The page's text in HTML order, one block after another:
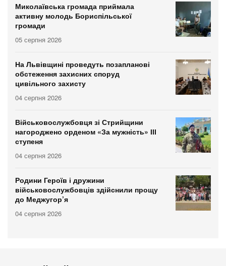
Миколаївська громада приймала
активну молодь Бориспільської
громади
05 серпня 2026
На Львівщині проведуть позапланові
обстеження захисних споруд
цивільного захисту
04 серпня 2026
Військовослужбовця зі Стрийщини
нагороджено орденом «За мужність» ІІІ
ступеня
04 серпня 2026
Родини Героїв і дружини
військовослужбовців здійснили прощу
до Меджугор’я
04 серпня 2026